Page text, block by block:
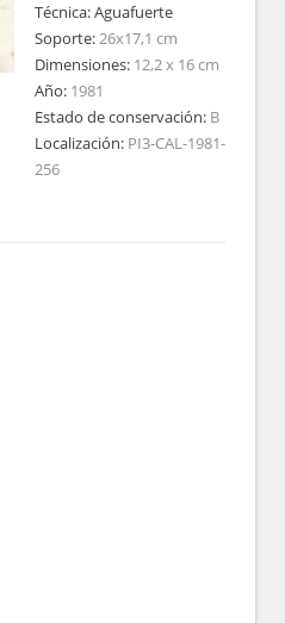
Técnica:Aguafuerte
Soporte:26x17,1 cm
Dimensiones: 12,2 x 16 cm
Año: 1981
Estado de conservación: B
Localización: PI3-CAL-1981-
256